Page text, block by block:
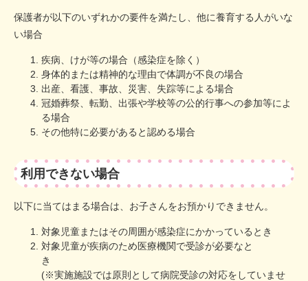
保護者が以下のいずれかの要件を満たし、他に養育する人がいな
い場合
疾病、けが等の場合（感染症を除く）
身体的または精神的な理由で体調が不良の場合
出産、看護、事故、災害、失踪等による場合
冠婚葬祭、転勤、出張や学校等の公的行事への参加等によ
る場合
その他特に必要があると認める場合
利用できない場合
以下に当てはまる場合は、お子さんをお預かりできません。
対象児童またはその周囲が感染症にかかっているとき
対象児童が疾病のため医療機関で受診が必要なと
(※実施施設では原則として病院受診の対応をしていませ